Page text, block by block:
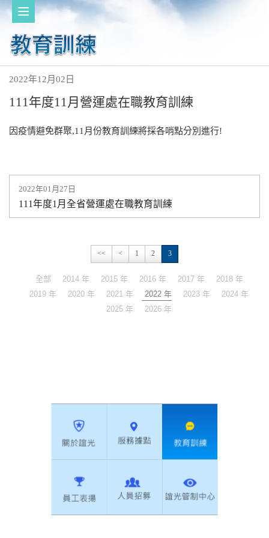
2022年01月27日
111年度1月全省營運處在職教育訓練
<< < 1 2 3
全部 2014 年 2015 年 2016 年 2017 年
2018 年
2019 年
2020 年 2021 年 2022 年 2023 年
2024 年
2025 年
2026 年
2022年12月02日
111年度11月營運處在職教育訓練
因疫情避免群聚,11月份教育訓練將採各哨點分別進行!